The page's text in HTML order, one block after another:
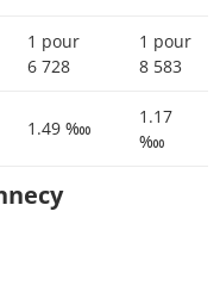
1 pour
6 728
1 pour
8 583
1.49 ‱
1.17
‱